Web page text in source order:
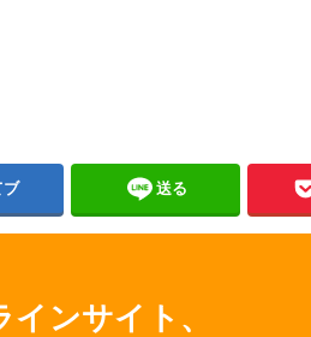
ブ 送る
ンサイト、